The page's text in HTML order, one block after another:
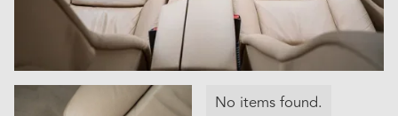
No items found.